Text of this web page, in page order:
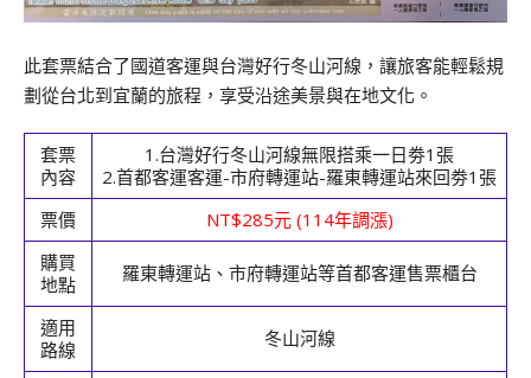
此套票結合了國道客運與台灣好行冬山河線，讓旅客能輕鬆規
劃從台北到宜蘭的旅程，享受沿途美景與在地文化。
套票
內容
1.台灣好行冬山河線無限搭乘一日劵1張
2.首都客運客運-市府轉運站-羅東轉運站來回劵1張
票價
NT$285元 (114年調漲)
購買
地點
羅東轉運站、市府轉運站等首都客運售票櫃台
適用
路線
冬山河線